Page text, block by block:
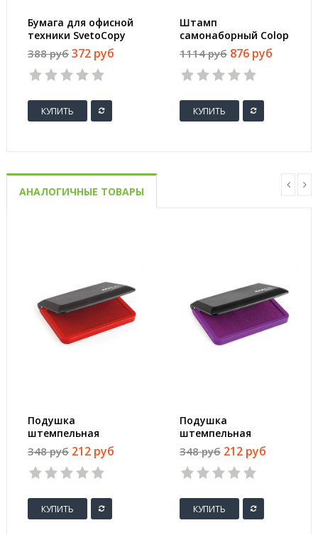
Бумага для офисной
техники SvetoCopy
(A4, марка C, 80 г/
кв.м, 500 листов)
388 руб 372 руб
КУПИТЬ
Штамп
самонаборный Colop
Printer 20-3-Set
пластиковый с
персонализацией 3
1114 руб 876 руб
КУПИТЬ
АНАЛОГИЧНЫЕ ТОВАРЫ
Подушка
штемпельная
настольная Colop
Micro 1 красная
90x50 мм
348 руб 212 руб
КУПИТЬ
Подушка
штемпельная
настольная Colop
Micro 1 фиолетовая
90x50 мм
348 руб 212 руб
КУПИТЬ